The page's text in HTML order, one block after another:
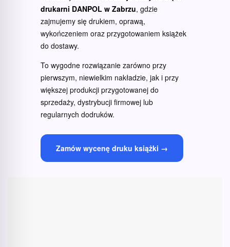
drukarni DANPOL w Zabrzu, gdzie
zajmujemy się drukiem, oprawą,
wykończeniem oraz przygotowaniem książek
do dostawy.
To wygodne rozwiązanie zarówno przy
pierwszym, niewielkim nakładzie, jak i przy
większej produkcji przygotowanej do
sprzedaży, dystrybucji firmowej lub
regularnych dodruków.
Zamów wycenę druku książki →